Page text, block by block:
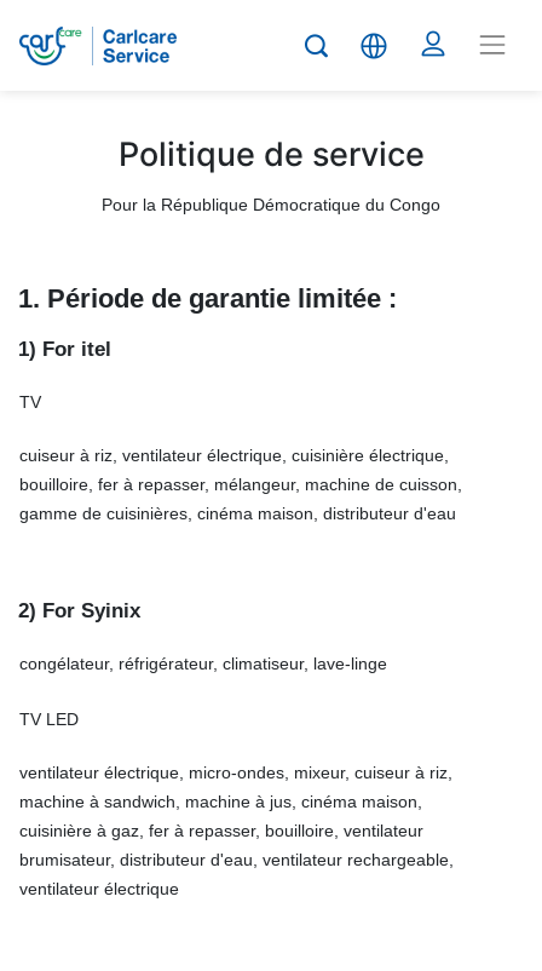
Politique de service
Pour la République Démocratique du Congo
1. Période de garantie limitée :
1) For itel
TV
cuiseur à riz, ventilateur électrique, cuisinière électrique,
bouilloire, fer à repasser, mélangeur, machine de cuisson,
gamme de cuisinières, cinéma maison, distributeur d'eau
2) For Syinix
congélateur, réfrigérateur, climatiseur, lave-linge
TV LED
ventilateur électrique, micro-ondes, mixeur, cuiseur à riz,
machine à sandwich, machine à jus, cinéma maison,
cuisinière à gaz, fer à repasser, bouilloire, ventilateur
brumisateur, distributeur d'eau, ventilateur rechargeable,
ventilateur électrique